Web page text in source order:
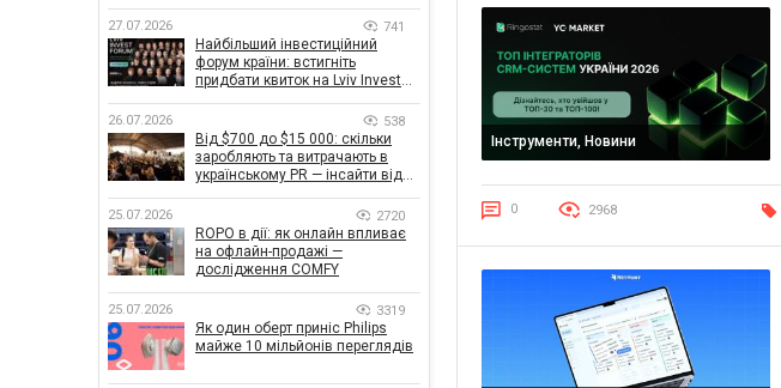
Інструменти, Новини
0 2968
27.07.2026 741
Найбільший інвестиційний
форум країни: встигніть
придбати квиток на Lviv Invest
26.07.2026 538
Від $700 до $15 000: скільки
заробляють та витрачають в
українському PR — інсайти від
25.07.2026 2720
ROPO в дії: як онлайн впливає
на офлайн-продажі —
дослідження COMFY
25.07.2026 3319
Як один оберт приніс Philips
майже 10 мільйонів переглядів